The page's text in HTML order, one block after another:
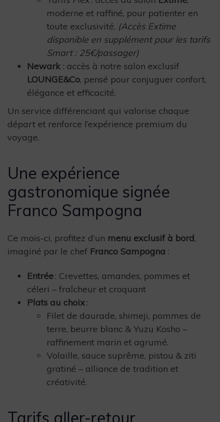
moderne et raffiné, pour patienter en
toute exclusivité. (Accès Extime
disponible en supplément pour les tarifs
Smart : 25€/passager)
Newark: accès à notre salon exclusif
LOUNGE&Co, pensé pour conjuguer confort,
élégance et efficacité.
Un service différenciant qui valorise chaque
départ et renforce l’expérience premium du
voyage.
Une expérience
gastronomique signée
Franco Sampogna
Ce mois-ci, profitez d’un menu exclusif à bord,
imaginé par le chef Franco Sampogna :
Entrée: Crevettes, amandes, pommes et
céleri – fraîcheur et croquant
Plats au choix:
Filet de daurade, shimeji, pommes de
terre, beurre blanc & Yuzu Kosho –
raffinement marin et agrumé.
Volaille, sauce suprême, pistou & ziti
gratiné – alliance de tradition et
créativité.
Tarifs aller-retour